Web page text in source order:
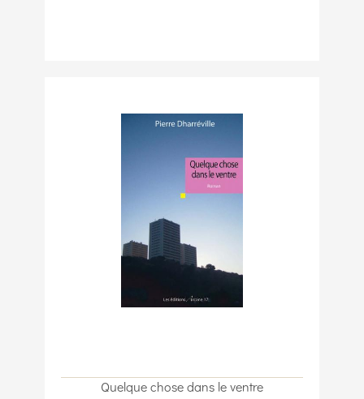
Quelque chose dans le ventre